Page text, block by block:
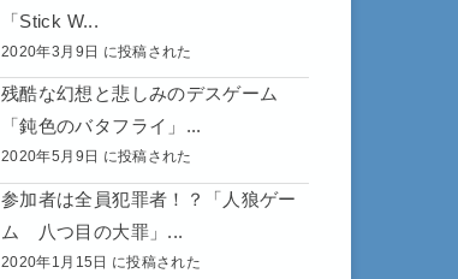
「Stick W...
2020年3月9日 に投稿された
残酷な幻想と悲しみのデスゲーム
「鈍色のバタフライ」...
2020年5月9日 に投稿された
参加者は全員犯罪者！？「人狼ゲー
ム 八つ目の大罪」...
2020年1月15日 に投稿された